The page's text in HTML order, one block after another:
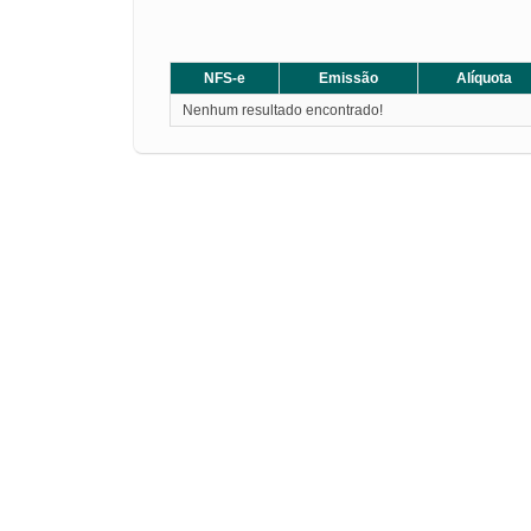
NFS-e Emissão Alíquota
Nenhum resultado encontrado!